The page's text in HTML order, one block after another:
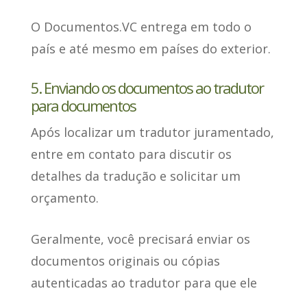
O Documentos.VC entrega em todo o
país e até mesmo em países do exterior.
5. Enviando os documentos ao tradutor
para documentos
Após localizar um tradutor juramentado,
entre em contato para discutir os
detalhes da tradução e solicitar um
orçamento.
Geralmente, você precisará enviar os
documentos originais ou cópias
autenticadas ao tradutor para que ele